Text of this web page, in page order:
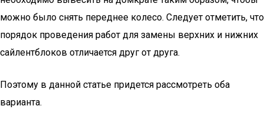
можно было снять переднее колесо. Следует отметить, что
порядок проведения работ для замены верхних и нижних
сайлентблоков отличается друг от друга.
Поэтому в данной статье придется рассмотреть оба
варианта.